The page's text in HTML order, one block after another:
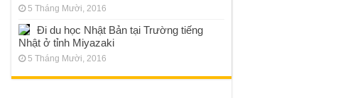
5 Tháng Mười, 2016
Đi du học Nhật Bản tại Trường tiếng
Nhật ở tỉnh Miyazaki
5 Tháng Mười, 2016